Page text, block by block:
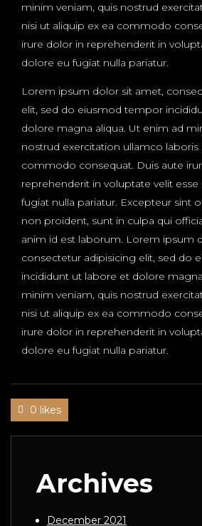
minim veniam, quis nostrud
nisi ut aliquip ex ea commodo
irure dolor in reprehenderit in
dolore eu fugiat nulla pariatur.
Lorem ipsum dolor sit amet,
elit, sed do eiusmod tempor
dolore magna aliqua. Ut enim ad
nostrud exercitation ullamco laboris
commodo consequat. Duis aute
reprehenderit in voluptate velit
fugiat nulla pariatur. Excepteur sint
non proident, sunt in culpa qui
anim id est laborum. Lorem ipsum
consectetur adipisicing elit, sed do
incididunt ut labore et dolore
minim veniam, quis nostrud
nisi ut aliquip ex ea commodo
irure dolor in reprehenderit in
dolore eu fugiat nulla pariatur.
0 likes
Archives
December 2021